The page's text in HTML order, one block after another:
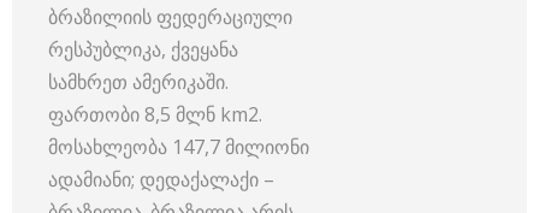
ბრაზილიის ფედერაციული
რესპუბლიკა, ქვეყანა
სამხრეთ ამერიკაში.
ფართობი 8,5 მლნ km2.
მოსახლეობა 147,7 მილიონი
ადამიანი; დედაქალაქი –